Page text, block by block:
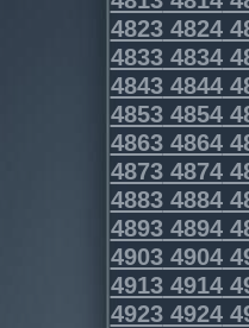
48234824
48334834
48434844
48534854
48634864
48734874
48834884
48934894
49034904
49134914
49234924